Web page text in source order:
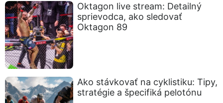
Oktagon live stream: Detailný
sprievodca, ako sledovať
Oktagon 89
Ako stávkovať na cyklistiku: Tipy,
stratégie a špecifiká pelotónu